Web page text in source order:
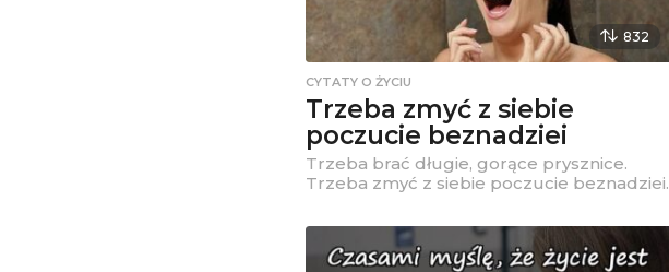
832
CYTATY O ŻYCIU
Trzeba zmyć z siebie
poczucie beznadziei
Trzeba brać długie, gorące prysznice.
Trzeba zmyć z siebie poczucie beznadziei.